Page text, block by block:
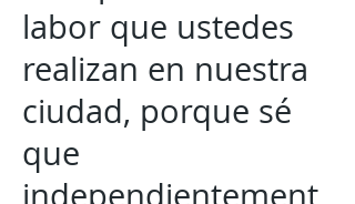
labor que ustedes
realizan en nuestra
ciudad, porque sé
que
independientement